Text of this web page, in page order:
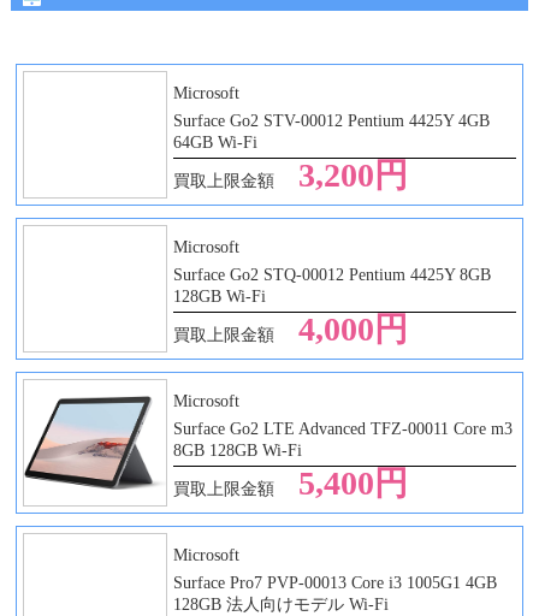
・iPad Pro 12.9 第5
・iPad Pro 12.9 第6
・iPad Pro 13 第1世
Microsoft
Surface Go2 STV-00012 Pentium 4425Y 4GB
64GB Wi-Fi
買取上限金額 3,200円
Microsoft
Surface Go2 STQ-00012 Pentium 4425Y 8GB
128GB Wi-Fi
買取上限金額 4,000円
Microsoft
Surface Go2 LTE Advanced TFZ-00011 Core m3
8GB 128GB Wi-Fi
買取上限金額 5,400円
Microsoft
Surface Pro7 PVP-00013 Core i3 1005G1 4GB
128GB 法人向けモデル Wi-Fi